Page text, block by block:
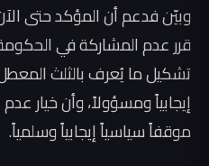
وبيّن فدعم أن المؤكد حتى
قرر عدم المشاركة في
تشكيل ما يُعرف بالثلث
إيجابياً ومسؤولاً، وأن خيار
موقفاً سياسياً إيجابياً وسلمياً.